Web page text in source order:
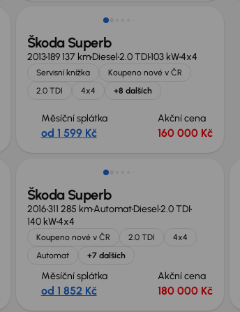
Škoda Superb
2013189 137 kmDiesel2.0 TDI103 kW4x4
Servisní knížka
Koupeno nové v ČR
2.0 TDI
4x4 +8 dalších
Měsíční splátka
od 1 599 Kč
Akční cena
160 000 Kč
Škoda Superb
2016311 285 kmAutomatDiesel2.0 TDI
140 kW4x4
Koupeno nové v ČR 2.0 TDI
4x4
Automat
+7 dalších
Měsíční splátka
od 1 852 Kč
Akční cena
180 000 Kč
Možnost odpočtu DPH